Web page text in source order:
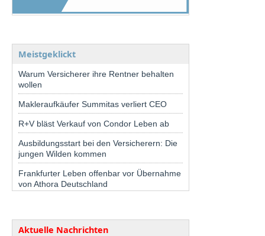
Meistgeklickt
Warum Versicherer ihre Rentner behalten
wollen
Makleraufkäufer Summitas verliert CEO
R+V bläst Verkauf von Condor Leben ab
Ausbildungsstart bei den Versicherern: Die
jungen Wilden kommen
Frankfurter Leben offenbar vor Übernahme
von Athora Deutschland
Aktuelle Nachrichten